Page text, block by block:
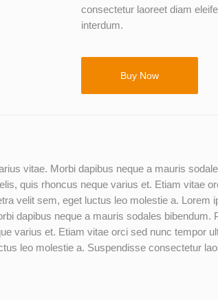
consectetur laoreet diam
interdum.
Buy Now
vitae. Morbi dapibus neque a mauris
quis rhoncus neque varius et. Etiam vitae
velit sem, eget luctus leo molestie a. Lorem
dapibus neque a mauris sodales bibendum.
varius et. Etiam vitae orci sed nunc tempor
leo molestie a. Suspendisse consectetur